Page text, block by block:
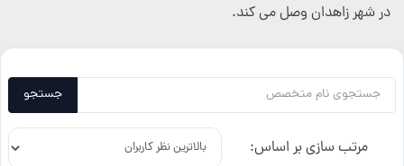
در شهر زاهدان وصل می کند.
جستجو
مرتب سازی بر اساس: